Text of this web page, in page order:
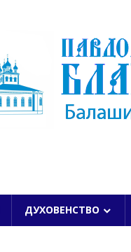
ДУХОВЕНСТВО